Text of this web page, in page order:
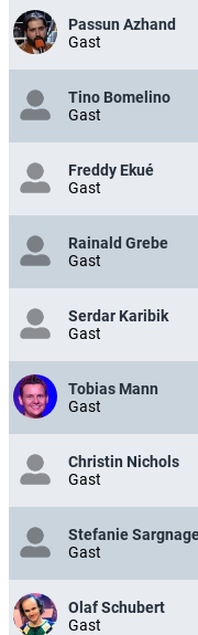
Passun Azhand
Gast
Tino Bomelino
Gast
Freddy Ekué
Gast
Rainald Grebe
Gast
Serdar Karibik
Gast
Tobias Mann
Gast
Christin Nichols
Gast
Stefanie
Gast
Olaf Schubert
Gast